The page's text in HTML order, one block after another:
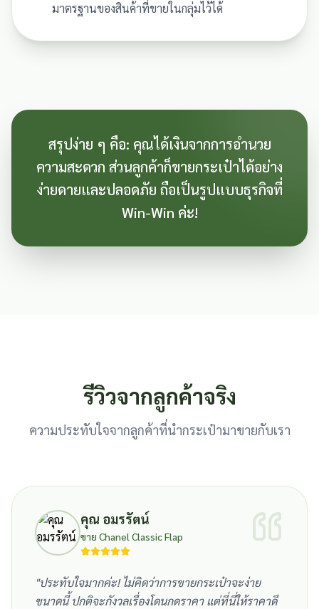
มาตรฐานของสินค้าที่ขายในกลุ่มไว้ได้
สรุปง่าย ๆ คือ: คุณได้เงินจากการอำนวย
ความสะดวก ส่วนลูกค้าก็ขายกระเป๋าได้อย่าง
ง่ายดายและปลอดภัย ถือเป็นรูปแบบธุรกิจที่
Win-Win ค่ะ!
รีวิวจากลูกค้าจริง
ความประทับใจจากลูกค้าที่นำกระเป๋ามาขายกับเรา
คุณ อมรรัตน์
ขาย Chanel Classic Flap
"ประทับใจมากค่ะ! ไม่คิดว่าการขายกระเป๋าจะง่าย
ขนาดนี้ ปกติจะกังวลเรื่องโดนกดราคา แต่ที่นี่ให้ราคาดี